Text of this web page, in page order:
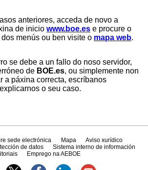
anteriores, acceda de novo a
de inicio www.boe.es e procure o
menús ou ben visite o mapa web.
se debe a un fallo do noso servidor,
de BOE.es, ou simplemente non
a páxina correcta, escríbanos
o seu caso.
sede electrónica Mapa
Aviso xurídico
de datos
Sistema interno de información
Emprego na AEBOE